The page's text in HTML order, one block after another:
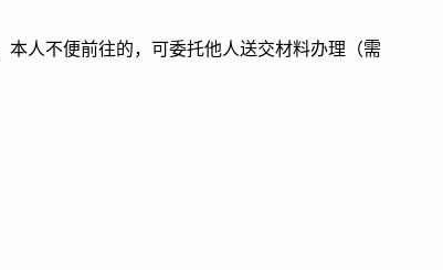
人不便前往的，可委托他人送交材料办理（需